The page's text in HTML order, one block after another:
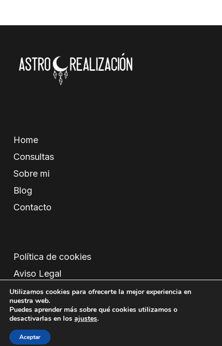
Home
Consultas
Sobre mi
Blog
Contacto
Política de cookies
Aviso Legal
Condiciones
Política de privacidad
Utilizamos cookies para ofrecerte la mejor experiencia en
nuestra web.
Puedes aprender más sobre qué cookies utilizamos o
desactivarlas en los ajustes.
Aceptar